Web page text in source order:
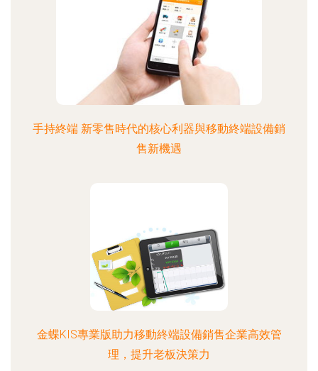
手持終端 新零售時代的核心利器與移動終端設備銷
售新機遇
金蝶KIS專業版助力移動終端設備銷售企業高效管
理，提升老板決策力